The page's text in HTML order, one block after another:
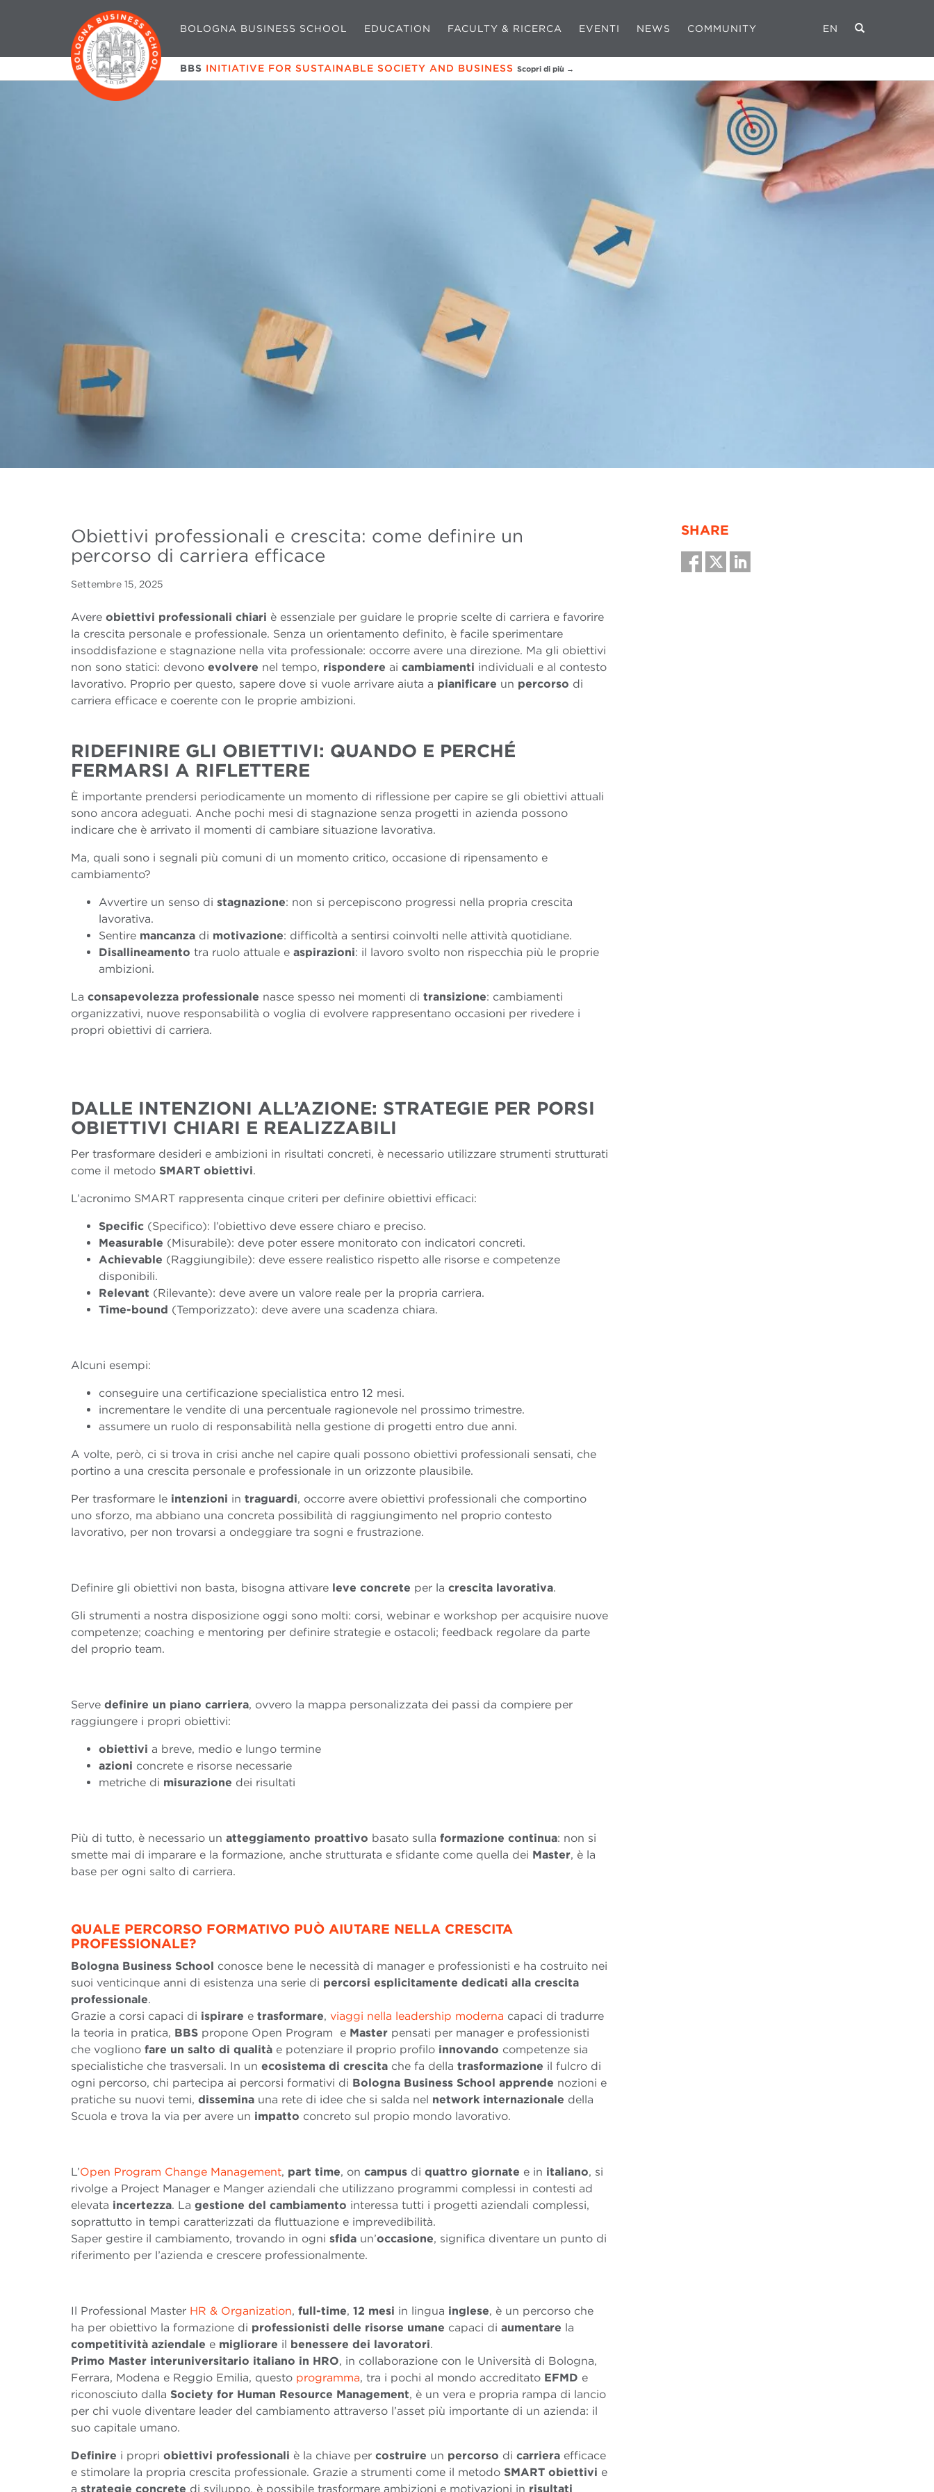
BOLOGNA BUSINESS SCHOOL EDUCATION FACULTY & RICERCA EVENTI NEWS COMMUNITY EN
BBS INITIATIVE FOR SUSTAINABLE SOCIETY AND BUSINESS Scopri di più →
Obiettivi professionali e crescita: come definire un
percorso di carriera efficace
Settembre 15, 2025
Avere obiettivi professionali chiari è essenziale per guidare le proprie scelte di carriera e favorire
la crescita personale e professionale. Senza un orientamento definito, è facile sperimentare
insoddisfazione e stagnazione nella vita professionale: occorre avere una direzione. Ma gli obiettivi
non sono statici: devono evolvere nel tempo, rispondere ai cambiamenti individuali e al contesto
lavorativo. Proprio per questo, sapere dove si vuole arrivare aiuta a pianificare un percorso di
carriera efficace e coerente con le proprie ambizioni.
RIDEFINIRE GLI OBIETTIVI: QUANDO E PERCHÉ
FERMARSI A RIFLETTERE
È importante prendersi periodicamente un momento di riflessione per capire se gli obiettivi attuali
sono ancora adeguati. Anche pochi mesi di stagnazione senza progetti in azienda possono
indicare che è arrivato il momenti di cambiare situazione lavorativa.
Ma, quali sono i segnali più comuni di un momento critico, occasione di ripensamento e
cambiamento?
Avvertire un senso di stagnazione: non si percepiscono progressi nella propria crescita
lavorativa.
Sentire mancanza di motivazione: difficoltà a sentirsi coinvolti nelle attività quotidiane.
Disallineamento tra ruolo attuale e aspirazioni: il lavoro svolto non rispecchia più le proprie
ambizioni.
La consapevolezza professionale nasce spesso nei momenti di transizione: cambiamenti
organizzativi, nuove responsabilità o voglia di evolvere rappresentano occasioni per rivedere i
propri obiettivi di carriera.
DALLE INTENZIONI ALL’AZIONE: STRATEGIE PER PORSI
OBIETTIVI CHIARI E REALIZZABILI
Per trasformare desideri e ambizioni in risultati concreti, è necessario utilizzare strumenti strutturati
come il metodo SMART obiettivi.
L’acronimo SMART rappresenta cinque criteri per definire obiettivi efficaci:
Specific (Specifico): l’obiettivo deve essere chiaro e preciso.
Measurable (Misurabile): deve poter essere monitorato con indicatori concreti.
Achievable (Raggiungibile): deve essere realistico rispetto alle risorse e competenze
disponibili.
Relevant (Rilevante): deve avere un valore reale per la propria carriera.
Time-bound (Temporizzato): deve avere una scadenza chiara.
Alcuni esempi:
conseguire una certificazione specialistica entro 12 mesi.
incrementare le vendite di una percentuale ragionevole nel prossimo trimestre.
assumere un ruolo di responsabilità nella gestione di progetti entro due anni.
A volte, però, ci si trova in crisi anche nel capire quali possono obiettivi professionali sensati, che
portino a una crescita personale e professionale in un orizzonte plausibile.
Per trasformare le intenzioni in traguardi, occorre avere obiettivi professionali che comportino
uno sforzo, ma abbiano una concreta possibilità di raggiungimento nel proprio contesto
lavorativo, per non trovarsi a ondeggiare tra sogni e frustrazione.
Definire gli obiettivi non basta, bisogna attivare leve concrete per la crescita lavorativa.
Gli strumenti a nostra disposizione oggi sono molti: corsi, webinar e workshop per acquisire nuove
competenze; coaching e mentoring per definire strategie e ostacoli; feedback regolare da parte
del proprio team.
Serve definire un piano carriera, ovvero la mappa personalizzata dei passi da compiere per
raggiungere i propri obiettivi:
obiettivi a breve, medio e lungo termine
azioni concrete e risorse necessarie
metriche di misurazione dei risultati
Più di tutto, è necessario un atteggiamento proattivo basato sulla formazione continua: non si
smette mai di imparare e la formazione, anche strutturata e sfidante come quella dei Master, è la
base per ogni salto di carriera.
QUALE PERCORSO FORMATIVO PUÒ AIUTARE NELLA CRESCITA
PROFESSIONALE?
Bologna Business School conosce bene le necessità di manager e professionisti e ha costruito nei
suoi venticinque anni di esistenza una serie di percorsi esplicitamente dedicati alla crescita
professionale.
Grazie a corsi capaci di ispirare e trasformare, viaggi nella leadership moderna capaci di tradurre
la teoria in pratica, BBS propone Open Program e Master pensati per manager e professionisti
che vogliono fare un salto di qualità e potenziare il proprio profilo innovando competenze sia
specialistiche che trasversali. In un ecosistema di crescita che fa della trasformazione il fulcro di
ogni percorso, chi partecipa ai percorsi formativi di Bologna Business School apprende nozioni e
pratiche su nuovi temi, dissemina una rete di idee che si salda nel network internazionale della
Scuola e trova la via per avere un impatto concreto sul propio mondo lavorativo.
L’Open Program Change Management, part time, on campus di quattro giornate e in italiano, si
rivolge a Project Manager e Manger aziendali che utilizzano programmi complessi in contesti ad
elevata incertezza. La gestione del cambiamento interessa tutti i progetti aziendali complessi,
soprattutto in tempi caratterizzati da fluttuazione e imprevedibilità.
Saper gestire il cambiamento, trovando in ogni sfida un’occasione, significa diventare un punto di
riferimento per l’azienda e crescere professionalmente.
Il Professional Master HR & Organization, full-time, 12 mesi in lingua inglese, è un percorso che
ha per obiettivo la formazione di professionisti delle risorse umane capaci di aumentare la
competitività aziendale e migliorare il benessere dei lavoratori.
Primo Master interuniversitario italiano in HRO, in collaborazione con le Università di Bologna,
Ferrara, Modena e Reggio Emilia, questo programma, tra i pochi al mondo accreditato EFMD e
riconosciuto dalla Society for Human Resource Management, è un vera e propria rampa di lancio
per chi vuole diventare leader del cambiamento attraverso l’asset più importante di un azienda: il
suo capitale umano.
Definire i propri obiettivi professionali è la chiave per costruire un percorso di carriera efficace
e stimolare la propria crescita professionale. Grazie a strumenti come il metodo SMART obiettivi e
a strategie concrete di sviluppo, è possibile trasformare ambizioni e motivazioni in risultati
SHARE